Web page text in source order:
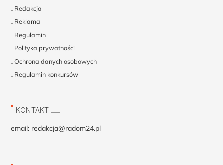
Redakcja
Reklama
Regulamin
Polityka prywatności
Ochrona danych osobowych
Regulamin konkursów
KONTAKT
email: redakcja@radom24.pl